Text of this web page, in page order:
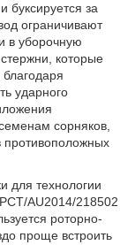
буксируется за
ограничивают
в уборочную
которые
ударного
сорняков,
противоположных
для технологии
AU2014/218502
роторно-
проще встроить